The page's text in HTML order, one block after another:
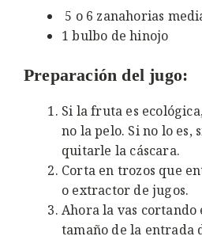
5 o 6 zanahorias
1 bulbo de hinojo
Preparación del jugo:
Si la fruta es
no la pelo. Si no lo es,
quitarle la cáscara.
Corta en trozos que
o extractor de jugos.
Ahora la vas cortando
tamaño de la entrada